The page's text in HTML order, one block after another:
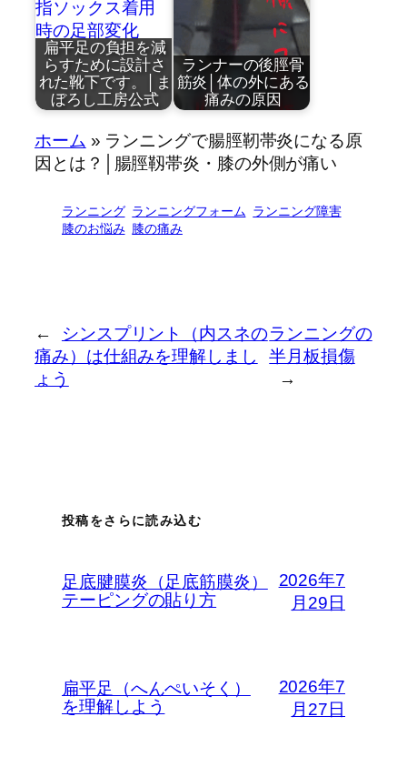
扁平足の負担を減
らすために設計さ
れた靴下です。│ま
ぼろし工房公式
近藤祐司
ランナーの後脛骨
筋炎│体の外にある
痛みの原因
近藤祐司
ホーム » ランニングで腸脛靭帯炎になる原
因とは？│腸脛靱帯炎・膝の外側が痛い
ランニング ランニングフォーム ランニング障害
膝のお悩み 膝の痛み
←
シンスプリント（内スネの
痛み）は仕組みを理解しまし
ょう
ランニングの
半月板損傷
→
投稿をさらに読み込む
足底腱膜炎（足底筋膜炎）
テーピングの貼り方
2026年7
月29日
扁平足（へんぺいそく）
を理解しよう
2026年7
月27日